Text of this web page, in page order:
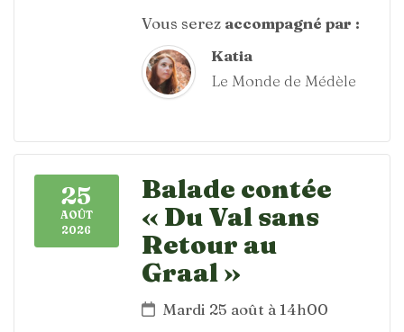
Vous serez accompagné par :
Katia
Le Monde de Médèle
25
AOÛT
2026
Balade contée
« Du Val sans
Retour au
Graal »
Mardi 25 août à 14h00